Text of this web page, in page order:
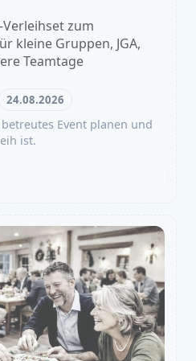
zum
kleine Gruppen, JGA,
Teamtage
24.08.2026
Event planen und
ist.